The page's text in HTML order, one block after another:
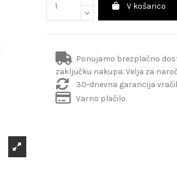
V košarico
Ponujamo brezplačno
zaključku nakupa. Velja za
30-dnevna garancija
Varno plačilo.